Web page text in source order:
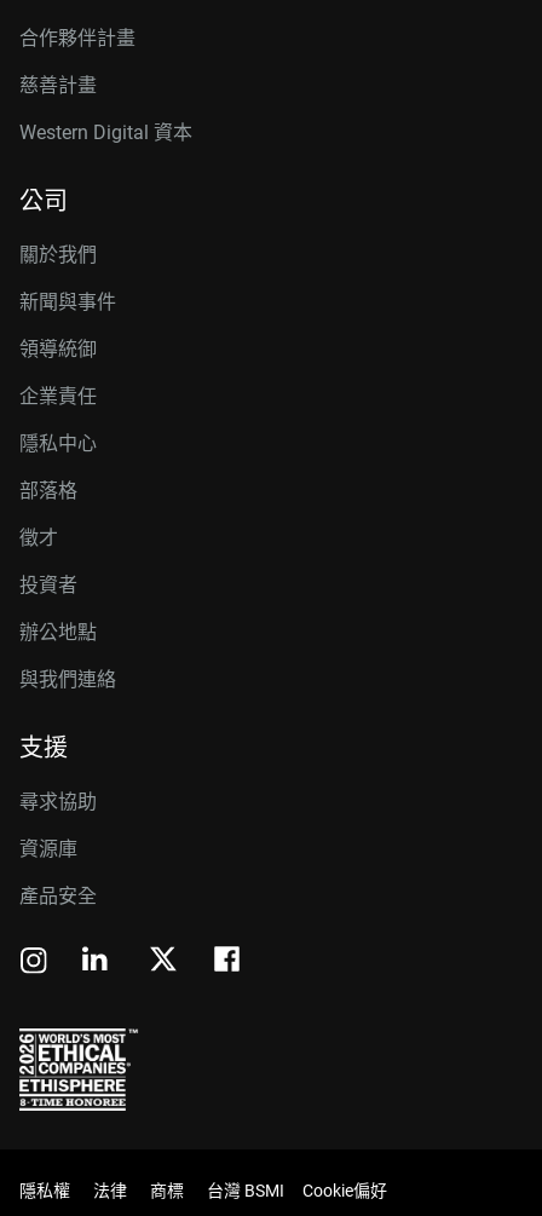
合作夥伴計畫
慈善計畫
Western Digital 資本
公司
關於我們
新聞與事件
領導統御
企業責任
隱私中心
部落格
徵才
投資者
辦公地點
與我們連絡
支援
尋求協助
資源庫
產品安全
隱私權 法律 商標 台灣 BSMI Cookie偏好